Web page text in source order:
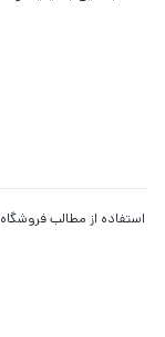
استفاده از مطالب